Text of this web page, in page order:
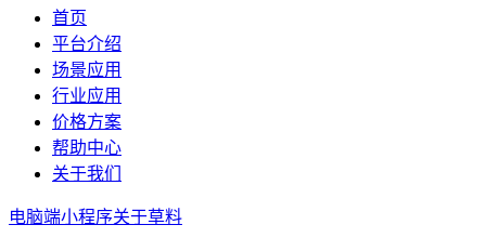
首页
平台介绍
场景应用
行业应用
价格方案
帮助中心
关于我们
电脑端小程序关于草料